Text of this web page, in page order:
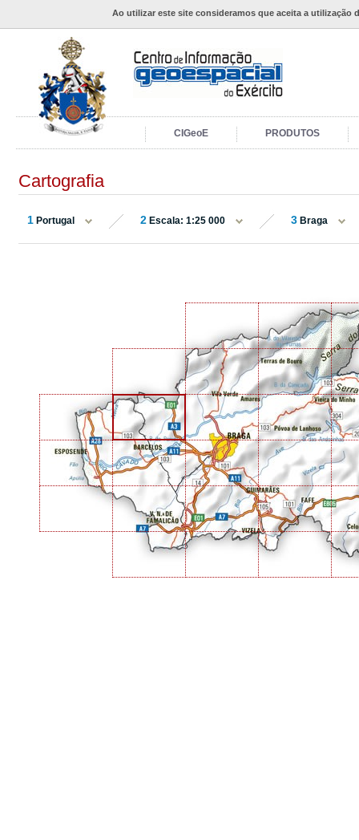
Ao utilizar este site consideramos que aceita a utilização
CIGeoE PRODUTOS
Cartografia
1 Portugal 2 Escala: 1:25 000 3 Braga